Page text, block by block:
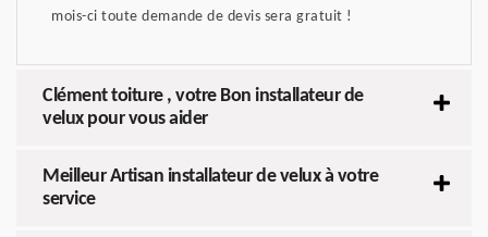
mois-ci toute demande de devis sera gratuit !
Clément toiture , votre Bon installateur de
velux pour vous aider
Meilleur Artisan installateur de velux à votre
service